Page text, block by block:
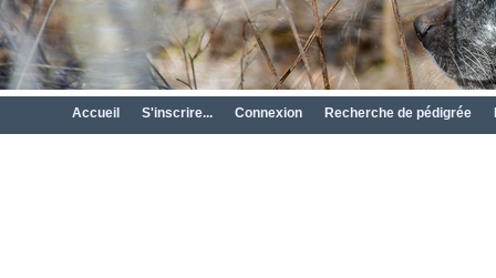
Accueil S'inscrire... Connexion Recherche de pédigrée